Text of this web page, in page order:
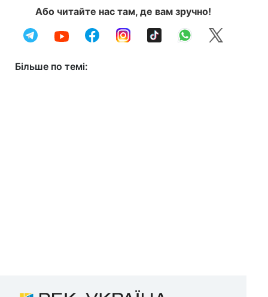
Або читайте нас там, де вам зручно!
Більше по темі: